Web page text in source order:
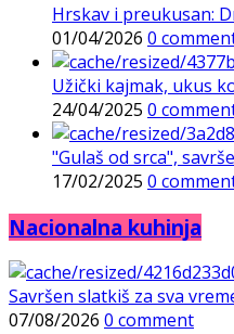
Hrskav i preukusan:
01/04/2026 0
Užički kajmak, ukus
24/04/2025 0
"Gulaš od srca",
17/02/2025 0
Nacionalna kuhinja
Savršen slatkiš za sva
07/08/2026 0 comment